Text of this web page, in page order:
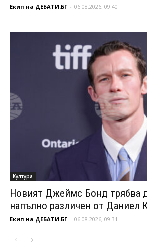
Екип на ДЕБАТИ.БГ - 06.08.2026, 09:40
Култура
Новият Джеймс Бонд трябва
напълно различен от Даниел
Екип на ДЕБАТИ.БГ - 06.08.2026, 09:31